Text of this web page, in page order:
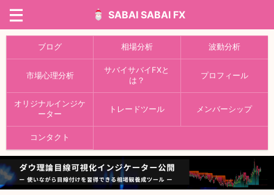
SABAI SABAI FX
ブログ 相場分析 波動分析
市場心理分析
サバイサバイFXと
は？
プロフィール
オリジナルインジケ
ーター
トレードツール メンバーシップ
コンタクト